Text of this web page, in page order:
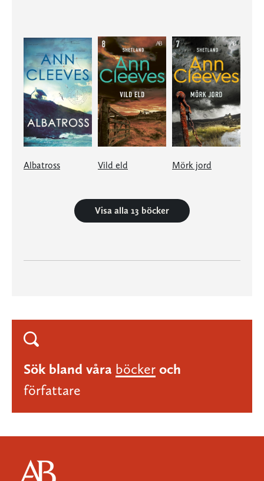
Albatross Vild eld Mörk jord
Visa alla 13 böcker
Sök bland våra böcker och
författare